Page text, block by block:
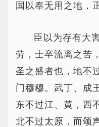
国以奉无用之地，
臣以为存有大
劳，士卒流离之苦
圣之盛者也，地不
门穆穆。武丁、成
东不过江、黄，西
北不过太原，而颂